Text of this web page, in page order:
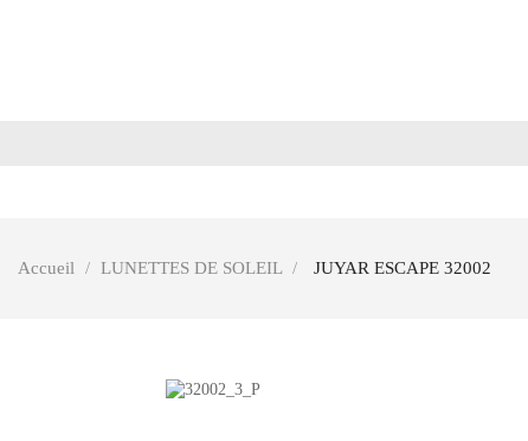
Accueil LUNETTES DE SOLEIL JUYAR ESCAPE 32002